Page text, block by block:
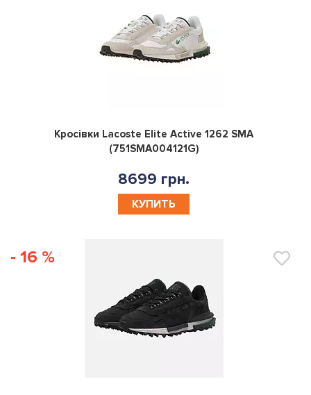
0
Кросівки Lacoste Elite Active 1262 SMA
(751SMA004121G)
8699 грн.
КУПИТЬ
- 16 %